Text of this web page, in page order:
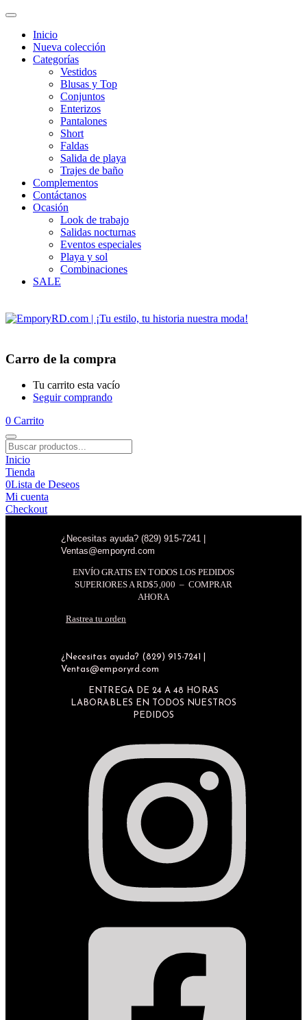
Inicio
Nueva colección
Categorías
Vestidos
Blusas y Top
Conjuntos
Enterizos
Pantalones
Short
Faldas
Salida de playa
Trajes de baño
Complementos
Contáctanos
Ocasión
Look de trabajo
Salidas nocturnas
Eventos especiales
Playa y sol
Combinaciones
SALE
Carro de la compra
Tu carrito esta vacío
Seguir comprando
0 Carrito
Inicio
Tienda
0Lista de Deseos
Mi cuenta
Checkout
¿Necesitas ayuda? (829) 915-7241 |
Ventas@emporyrd.com
ENVÍO GRATIS EN TODOS LOS PEDIDOS
SUPERIORES A RD$5,000 – COMPRAR
AHORA
Rastrea tu orden
¿Necesitas ayuda? (829) 915-7241 |
Ventas@emporyrd.com
ENTREGA DE 24 A 48 HORAS
LABORABLES EN TODOS NUESTROS
PEDIDOS